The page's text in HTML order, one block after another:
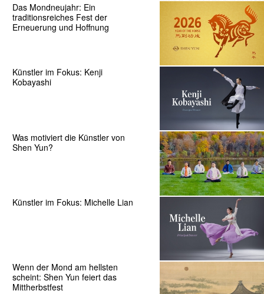
Das Mondneujahr: Ein
traditionsreiches Fest der
Erneuerung und Hoffnung
Künstler im Fokus: Kenji
Kobayashi
Was motiviert die Künstler von
Shen Yun?
Künstler im Fokus: Michelle Lian
Wenn der Mond am hellsten
scheint: Shen Yun feiert das
Mittherbstfest